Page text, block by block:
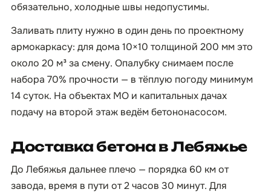
обязательно, холодные швы недопустимы.
Заливать плиту нужно в один день по проектному
армокаркасу: для дома 10×10 толщиной 200 мм это
около 20 м³ за смену. Опалубку снимаем после
набора 70% прочности — в тёплую погоду минимум
14 суток. На объектах МО и капитальных дачах
подачу на второй этаж ведём бетононасосом.
Доставка бетона в Лебяжье
До Лебяжья дальнее плечо — порядка 60 км от
завода, время в пути от 2 часов 30 минут. Для